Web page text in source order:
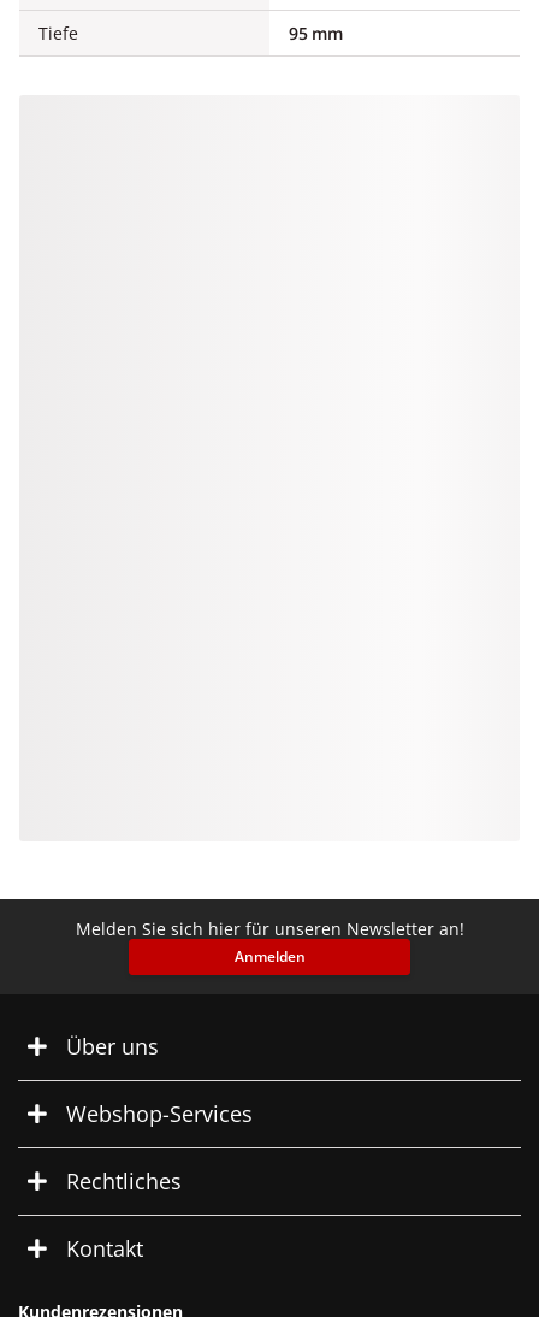
Tiefe
95 mm
Melden Sie sich hier für unseren Newsletter an!
Anmelden
Über uns
Webshop-Services
Rechtliches
Kontakt
Kundenrezensionen